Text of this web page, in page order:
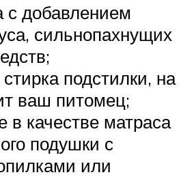
с добавлением
сильнопахнущих
подстилки, на
ваш питомец;
в качестве матраса
подушки с
или